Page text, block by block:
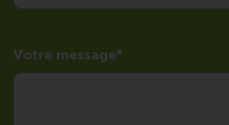
Votre message